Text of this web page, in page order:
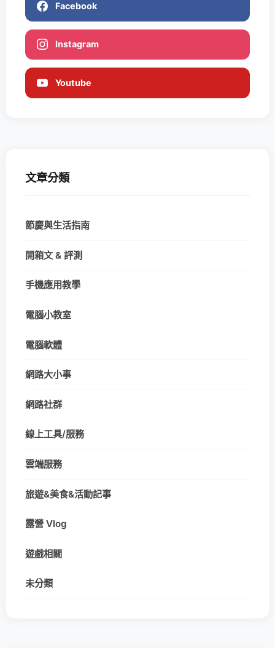
Facebook
Instagram
Youtube
文章分類
節慶與生活指南
開箱文 & 評測
手機應用教學
電腦小教室
電腦軟體
網路大小事
網路社群
線上工具/服務
雲端服務
旅遊&美食&活動記事
露營 Vlog
遊戲相關
未分類